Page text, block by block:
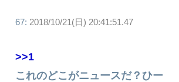
67: 2018/10/21(日) 20:41:51.47
>>1
これのどこがニュースだ？ひー